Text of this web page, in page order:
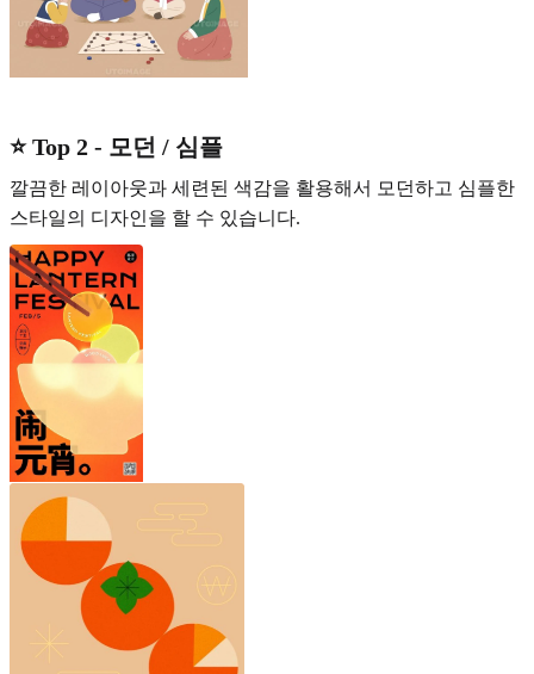
⭐️ Top 2 - 모던 / 심플
깔끔한 레이아웃과 세련된 색감을 활용해서 모던하고 심플한
스타일의 디자인을 할 수 있습니다.